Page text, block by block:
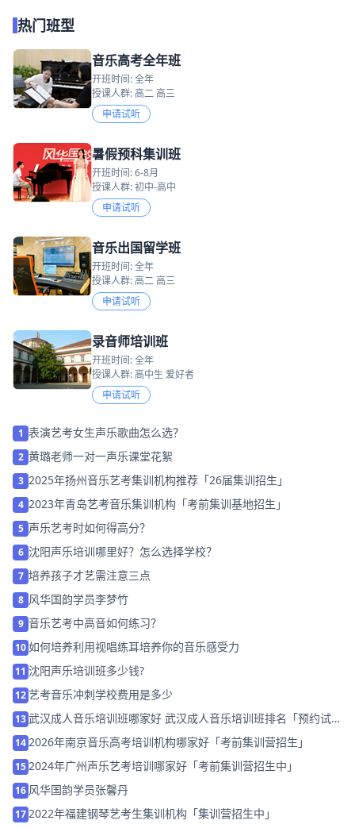
热门班型
音乐高考全年班
开班时间: 全年
授课人群: 高二 高三
申请试听
暑假预科集训班
开班时间: 6-8月
授课人群: 初中-高中
申请试听
音乐出国留学班
开班时间: 全年
授课人群: 高二 高三
申请试听
录音师培训班
开班时间: 全年
授课人群: 高中生 爱好者
申请试听
1 表演艺考女生声乐歌曲怎么选？
2 黄璐老师一对一声乐课堂花絮
3 2025年扬州音乐艺考集训机构推荐「26届集训招生」
4 2023年青岛艺考音乐集训机构「考前集训基地招生」
5 声乐艺考时如何得高分？
6 沈阳声乐培训哪里好？怎么选择学校？
7 培养孩子才艺需注意三点
8 风华国韵学员李梦竹
9 音乐艺考中高音如何练习？
10如何培养利用视唱练耳培养你的音乐感受力
11 沈阳声乐培训班多少钱?
12艺考音乐冲刺学校费用是多少
13武汉成人音乐培训班哪家好 武汉成人音乐培训班排名「预约试
听」
14 2026年南京音乐高考培训机构哪家好「考前集训营招生」
15 2024年广州声乐艺考培训哪家好「考前集训营招生中」
16 风华国韵学员张馨丹
17 2022年福建钢琴艺考生集训机构「集训营招生中」